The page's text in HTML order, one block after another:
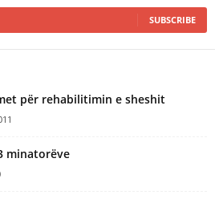
SUBSCRIBE
për rehabilitimin e sheshit
minatorëve